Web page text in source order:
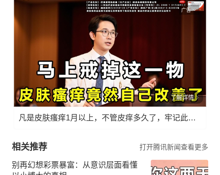
广告
了解详情
凡是皮肤瘙痒1月以上，不管皮痒多久了，牢记此法，快！准！狠！
相关推荐 打开腾讯新闻查看更多
别再幻想彩票暴富：从意识层面看懂